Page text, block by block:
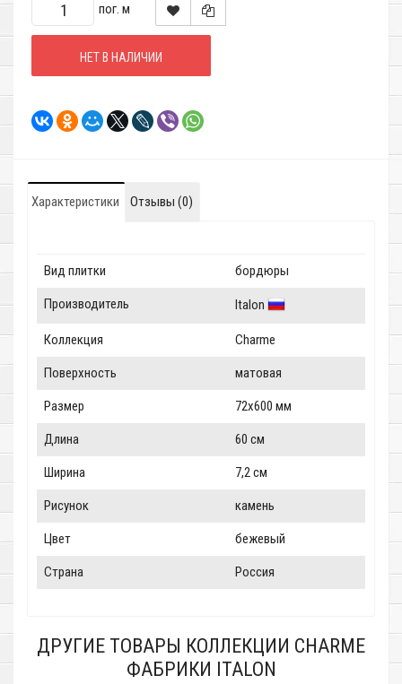
пог. м
НЕТ В НАЛИЧИИ
Характеристики Отзывы (0)
Вид плитки бордюры
Производитель Italon
Коллекция Charme
Поверхность матовая
Размер 72x600 мм
Длина 60 см
Ширина 7,2 см
Рисунок камень
Цвет бежевый
Страна Россия
ДРУГИЕ ТОВАРЫ КОЛЛЕКЦИИ CHARME
ФАБРИКИ ITALON